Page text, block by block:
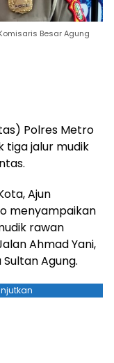
Besar Agung
Polres Metro
tiga jalur mudik
Ajun
menyampaikan
rawan
Ahmad Yani,
Agung.